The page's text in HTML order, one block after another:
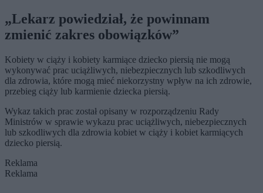
„Lekarz powiedział, że powinnam
zmienić zakres obowiązków”
Kobiety w ciąży i kobiety karmiące dziecko piersią nie mogą
wykonywać prac uciążliwych, niebezpiecznych lub szkodliwych
dla zdrowia, które mogą mieć niekorzystny wpływ na ich zdrowie,
przebieg ciąży lub karmienie dziecka piersią.
Wykaz takich prac został opisany w rozporządzeniu Rady
Ministrów w sprawie wykazu prac uciążliwych, niebezpiecznych
lub szkodliwych dla zdrowia kobiet w ciąży i kobiet karmiących
dziecko piersią.
Reklama
Reklama